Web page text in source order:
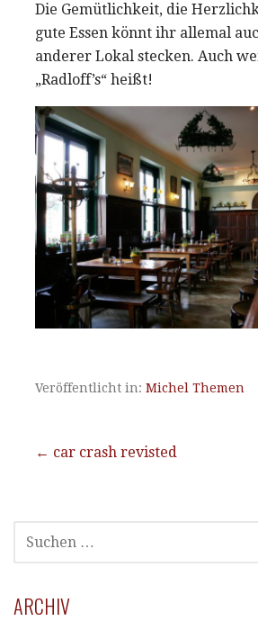
Die Gemütlichkeit, die
gute Essen könnt ihr allemal
anderer Lokal stecken. Auch
„Radloff’s“ heißt!
Veröffentlicht in: Michel Themen
Beitragsnavigation
← car crash revisted
SUCHEN
NACH:
ARCHIV